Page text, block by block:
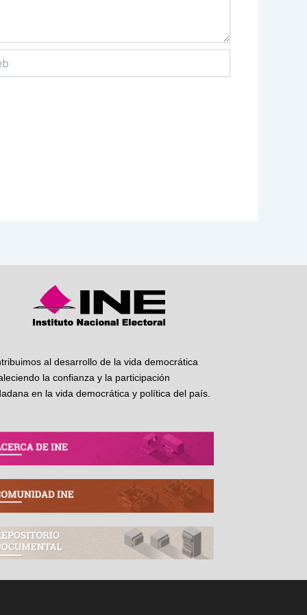
al desarrollo de la vida democrática
la confianza y la participación
en la vida democrática y política del país.